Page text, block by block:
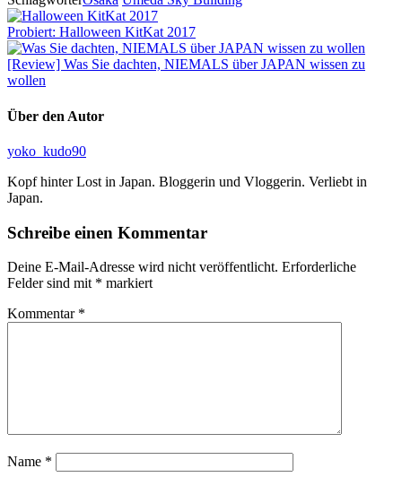
Probiert: Halloween KitKat 2017
[Review] Was Sie dachten, NIEMALS über JAPAN wissen zu
wollen
Über den Autor
yoko_kudo90
Kopf hinter Lost in Japan. Bloggerin und Vloggerin. Verliebt in
Japan.
Schreibe einen Kommentar
Deine E-Mail-Adresse wird nicht veröffentlicht. Erforderliche
Felder sind mit * markiert
Kommentar *
Name *